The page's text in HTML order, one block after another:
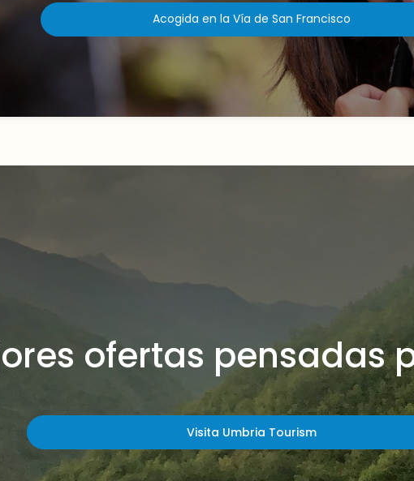
Acogida en la Vía de San Francisco
ofertas pensadas
Visita Umbria Tourism